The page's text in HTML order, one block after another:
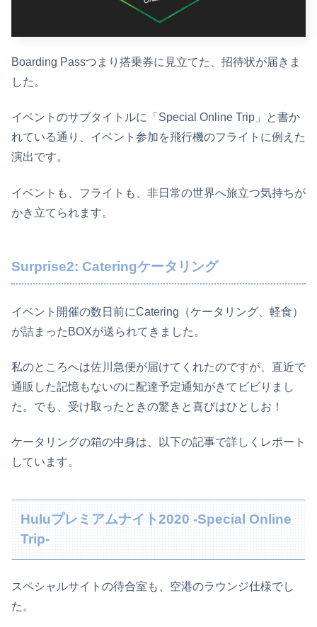
Boarding Passつまり搭乗券に見立てた、招待状が届きま
した。
イベントのサブタイトルに「Special Online Trip」と書か
れている通り、イベント参加を飛行機のフライトに例えた
演出です。
イベントも、フライトも、非日常の世界へ旅立つ気持ちが
かき立てられます。
Surprise2: Cateringケータリング
イベント開催の数日前にCatering（ケータリング、軽食）
が詰まったBOXが送られてきました。
私のところへは佐川急便が届けてくれたのですが、直近で
通販した記憶もないのに配達予定通知がきてビビりまし
た。でも、受け取ったときの驚きと喜びはひとしお！
ケータリングの箱の中身は、以下の記事で詳しくレポート
しています。
Huluプレミアムナイト2020 -Special Online
Trip-
スペシャルサイトの待合室も、空港のラウンジ仕様でし
た。